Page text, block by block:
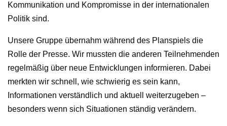
Kommunikation und Kompromisse in der internationalen
Politik sind.
Unsere Gruppe übernahm während des Planspiels die
Rolle der Presse. Wir mussten die anderen Teilnehmenden
regelmäßig über neue Entwicklungen informieren. Dabei
merkten wir schnell, wie schwierig es sein kann,
Informationen verständlich und aktuell weiterzugeben –
besonders wenn sich Situationen ständig verändern.